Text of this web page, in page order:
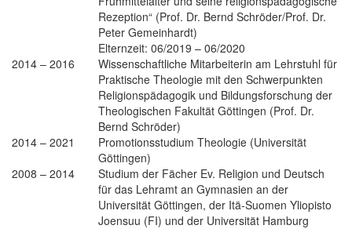
Rezeption“ (Prof. Dr. Bernd Schröder/Prof. Dr.
Peter Gemeinhardt)
Elternzeit: 06/2019 – 06/2020
2014 – 2016
Wissenschaftliche Mitarbeiterin am Lehrstuhl für
Praktische Theologie mit den Schwerpunkten
Religionspädagogik und Bildungsforschung der
Theologischen Fakultät Göttingen (Prof. Dr.
Bernd Schröder)
2014 – 2021
Promotionsstudium Theologie (Universität
Göttingen)
2008 – 2014
Studium der Fächer Ev. Religion und Deutsch
für das Lehramt an Gymnasien an der
Universität Göttingen, der Itä-Suomen Yliopisto
Joensuu (FI) und der Universität Hamburg